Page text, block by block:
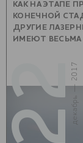
КАК НА ЭТАПЕ
КОНЕЧНОЙ
ДРУГИЕ
ИМЕЮТ
22
декабрь — 2017